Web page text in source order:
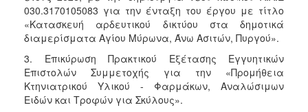
030.3170105083 για την ένταξη του έργου με τίτλο
«Κατασκευή αρδευτικού δικτύου στα δημοτικά
διαμερίσματα Αγίου Μύρωνα, Άνω Ασιτών, Πυργού».
3. Επικύρωση Πρακτικού Εξέτασης Εγγυητικών
Επιστολών Συμμετοχής για την «Προμήθεια
Κτηνιατρικού Υλικού - Φαρμάκων, Αναλώσιμων
Ειδών και Τροφών για Σκύλους».